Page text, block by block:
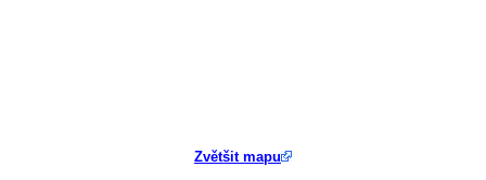
Zvětšit mapu